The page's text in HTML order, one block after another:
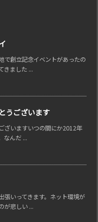
で創立記念イベントがあったの
きました ...
うございます
ざいますいつの間にか2012年
なんだ ...
張いってきます。ネット環境が
が悲しい ...